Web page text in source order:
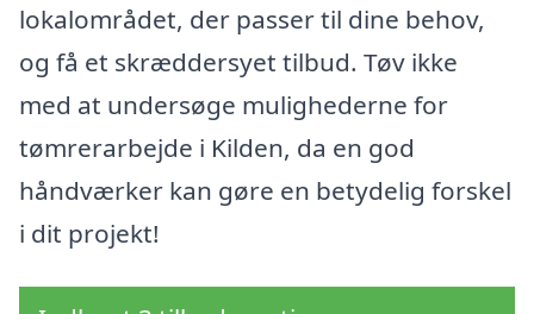
lokalområdet, der passer til dine behov,
og få et skræddersyet tilbud. Tøv ikke
med at undersøge mulighederne for
tømrerarbejde i Kilden, da en god
håndværker kan gøre en betydelig forskel
i dit projekt!